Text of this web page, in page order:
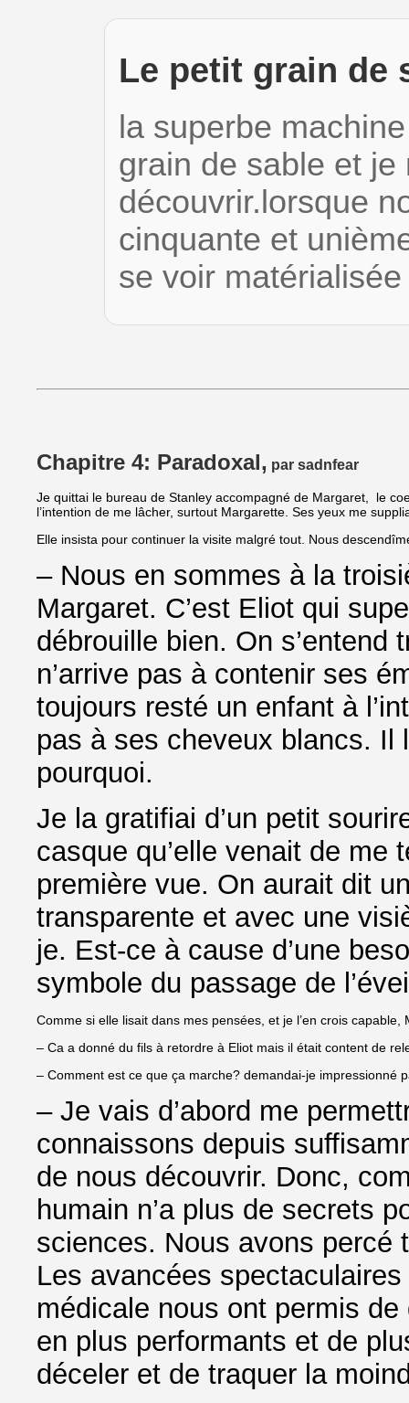
Le petit grain de
la superbe
grain de sable et
découvrir.lorsque
cinquante et
se voir
Chapitre 4: Paradoxal, par sadnfear
Je quittai le bureau de Stanley accompagné de Margaret, le
l’intention de me lâcher, surtout Margarette. Ses yeux me
Elle insista pour continuer la visite malgré tout. Nous
– Nous en sommes à la
Margaret. C’est Eliot qui
débrouille bien. On
n’arrive pas à contenir ses
toujours resté un enfant à
pas à ses cheveux blancs. Il
pourquoi.
Je la gratifiai d’un petit
casque qu’elle venait de me
première vue. On aurait dit
transparente et avec une
je. Est-ce à cause d’une
symbole du passage de
Comme si elle lisait dans mes pensées, et je l’en crois
– Ca a donné du fils à retordre à Eliot mais il était content de
– Comment est ce que ça marche? demandai-je impressionné
– Je vais d’abord me
connaissons depuis
de nous découvrir. Donc,
humain n’a plus de secrets
sciences. Nous avons percé
Les avancées
médicale nous ont permis
en plus performants et de
déceler et de traquer la